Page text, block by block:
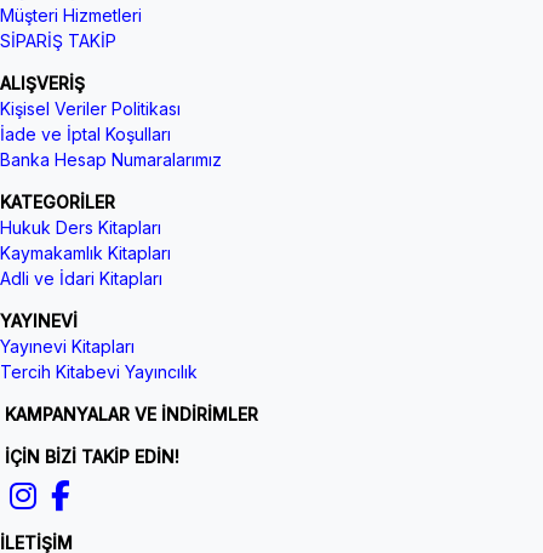
Müşteri Hizmetleri
SİPARİŞ TAKİP
ALIŞVERİŞ
Kişisel Veriler Politikası
İade ve İptal Koşulları
Banka Hesap Numaralarımız
KATEGORİLER
Hukuk Ders Kitapları
Kaymakamlık Kitapları
Adli ve İdari Kitapları
YAYINEVİ
Yayınevi Kitapları
Tercih Kitabevi Yayıncılık
KAMPANYALAR VE İNDİRİMLER
İÇİN BİZİ TAKİP EDİN!
İLETİŞİM